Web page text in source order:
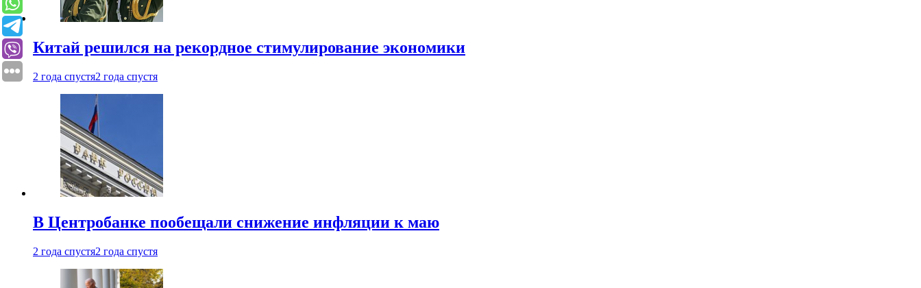
Китай решился на рекордное стимулирование экономики
2 года спустя2 года спустя
В Центробанке пообещали снижение инфляции к маю
2 года спустя2 года спустя